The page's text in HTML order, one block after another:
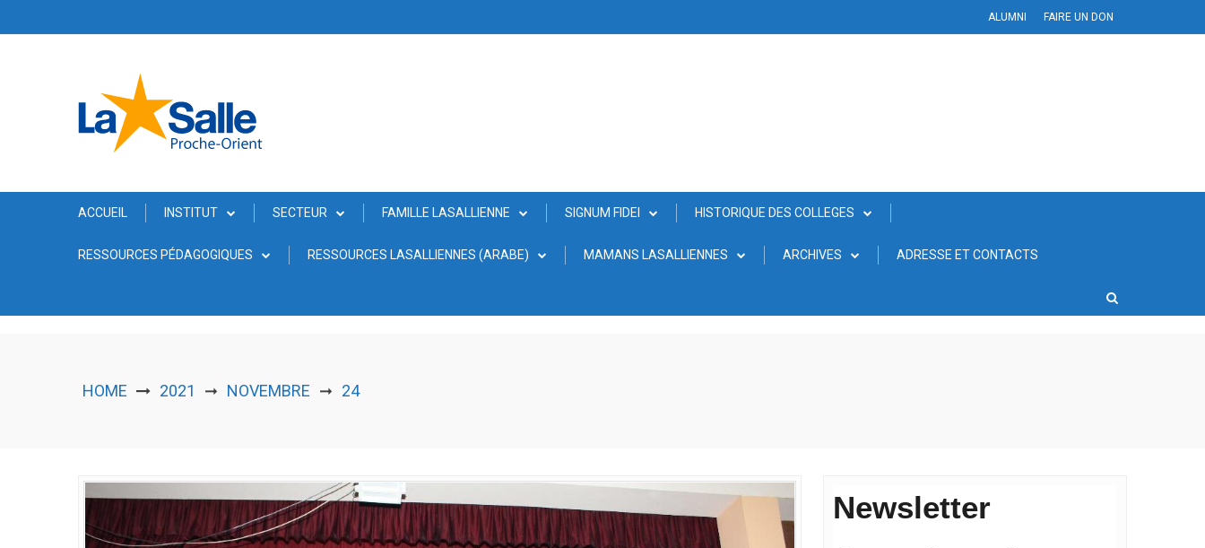
ALUMNI FAIRE UN DON
ACCUEIL INSTITUT SECTEUR FAMILLE LASALLIENNE SIGNUM FIDEI HISTORIQUE DES COLLEGES
RESSOURCES PÉDAGOGIQUES RESSOURCES LASALLIENNES (ARABE) MAMANS LASALLIENNES ARCHIVES ADRESSE ET CONTACTS
HOME 2021 ➞ NOVEMBRE ➞ 24
Newsletter